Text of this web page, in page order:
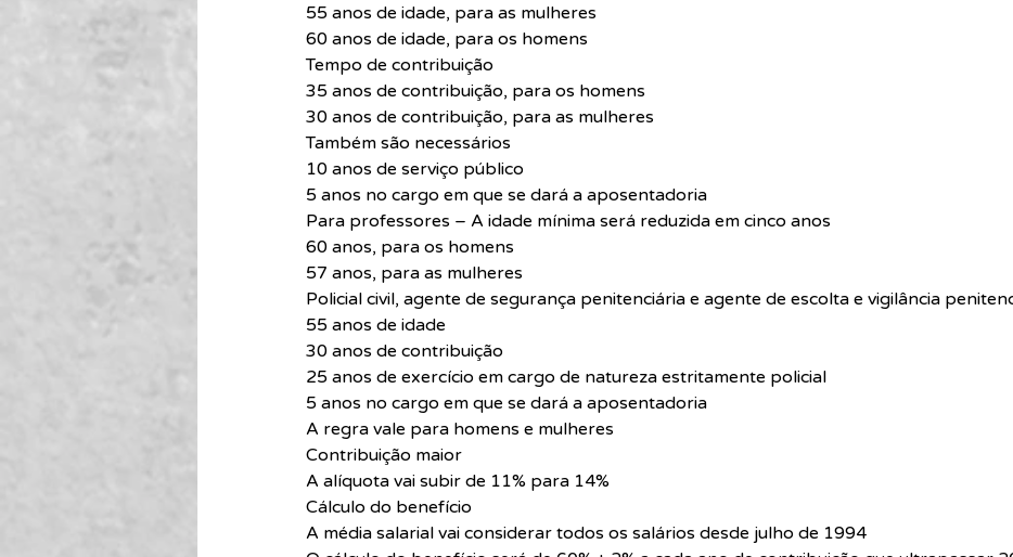
55 anos de idade, para as mulheres
60 anos de idade, para os homens
Tempo de contribuição
35 anos de contribuição, para os homens
30 anos de contribuição, para as mulheres
Também são necessários
10 anos de serviço público
5 anos no cargo em que se dará a aposentadoria
Para professores – A idade mínima será reduzida em cinco anos
60 anos, para os homens
57 anos, para as mulheres
Policial civil, agente de segurança penitenciária e agente de escolta e vigilância
55 anos de idade
30 anos de contribuição
25 anos de exercício em cargo de natureza estritamente policial
5 anos no cargo em que se dará a aposentadoria
A regra vale para homens e mulheres
Contribuição maior
A alíquota vai subir de 11% para 14%
Cálculo do benefício
A média salarial vai considerar todos os salários desde julho de 1994